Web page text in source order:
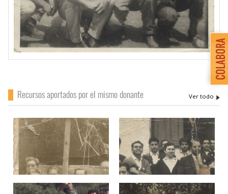
Recursos aportados por el mismo donante